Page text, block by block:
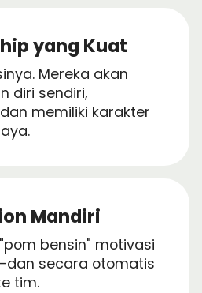
yang Kuat
Mereka akan
diri sendiri,
memiliki karakter
Mandiri
bensin" motivasi
secara otomatis
tim.